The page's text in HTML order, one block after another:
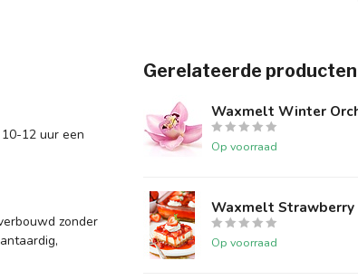
12 uur een
zonder
Gerelateerde producten
Waxmelt Winter
Op voorraad
Waxmelt Strawberry
Op voorraad